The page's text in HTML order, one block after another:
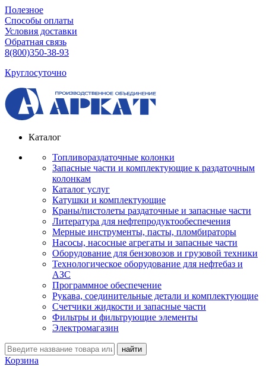
Полезное
Способы оплаты
Условия доставки
Обратная связь
8(800)350-38-93
Круглосуточно
Каталог
Топливораздаточные колонки
Запасные части и комплектующие к раздаточным
колонкам
Каталог услуг
Катушки и комплектующие
Краны/пистолеты раздаточные и запасные части
Литература для нефтепродуктообеспечения
Мерные инструменты, пасты, пломбираторы
Насосы, насосные агрегаты и запасные части
Оборудование для бензовозов и грузовой техники
Технологическое оборудование для нефтебаз и
АЗС
Программное обеспечение
Рукава, соединительные детали и комплектующие
Счетчики жидкости и запасные части
Фильтры и фильтрующие элементы
Электромагазин
Корзина